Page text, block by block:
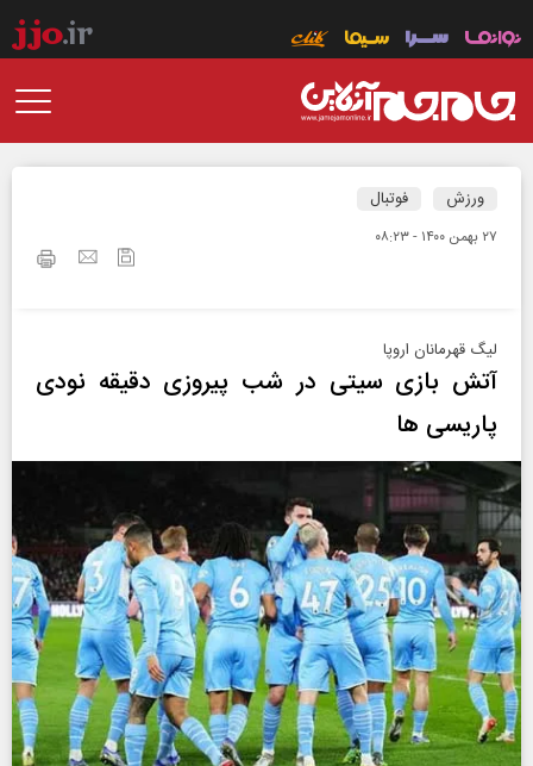
ورزش فوتبال
۲۷ بهمن ۱۴۰۰ - ۰۸:۲۳
لیگ قهرمانان اروپا
آتش بازی سیتی در شب پیروزی دقیقه نودی
پاریسی ها